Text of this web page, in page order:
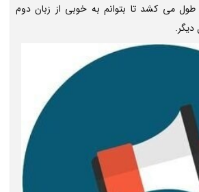
می کشد تا بتوانم به خوبی از زبان دوم
دیگر.